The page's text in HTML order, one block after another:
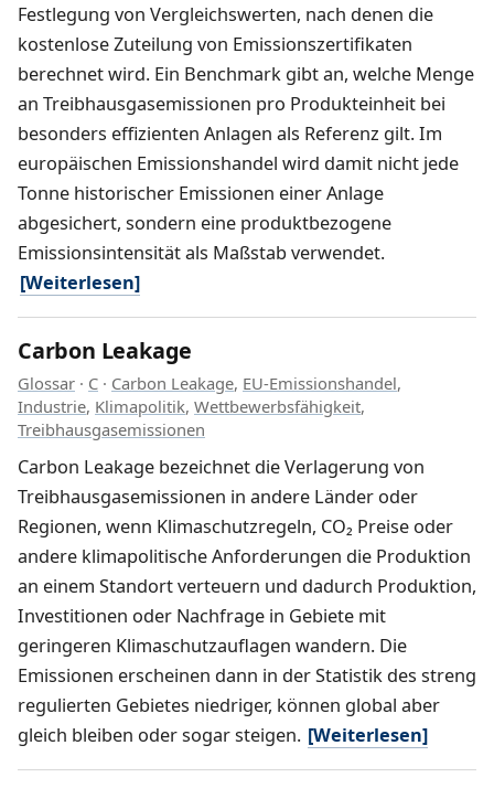
Festlegung von Vergleichswerten, nach denen die
kostenlose Zuteilung von Emissionszertifikaten
berechnet wird. Ein Benchmark gibt an, welche Menge
an Treibhausgasemissionen pro Produkteinheit bei
besonders effizienten Anlagen als Referenz gilt. Im
europäischen Emissionshandel wird damit nicht jede
Tonne historischer Emissionen einer Anlage
abgesichert, sondern eine produktbezogene
Emissionsintensität als Maßstab verwendet.
[Weiterlesen]
Carbon Leakage
Glossar · C · Carbon Leakage, EU-Emissionshandel,
Industrie, Klimapolitik, Wettbewerbsfähigkeit,
Treibhausgasemissionen
Carbon Leakage bezeichnet die Verlagerung von
Treibhausgasemissionen in andere Länder oder
Regionen, wenn Klimaschutzregeln, CO₂ Preise oder
andere klimapolitische Anforderungen die Produktion
an einem Standort verteuern und dadurch Produktion,
Investitionen oder Nachfrage in Gebiete mit
geringeren Klimaschutzauflagen wandern. Die
Emissionen erscheinen dann in der Statistik des streng
regulierten Gebietes niedriger, können global aber
gleich bleiben oder sogar steigen. [Weiterlesen]